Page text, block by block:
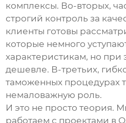
комплексы. Во-вторых,
строгий контроль за
клиенты готовы
которые немного
характеристикам, но при
дешевле. В-третьих,
таможенных процедурах
немаловажную роль.
И это не просто теория.
работаем с проектами в